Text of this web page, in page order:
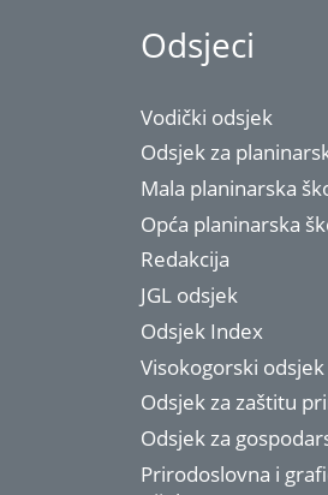
Odsjeci
Vodički odsjek
Odsjek za
Mala planinarska
Opća planinarska
Redakcija
JGL odsjek
Odsjek Index
Visokogorski odsjek
Odsjek za zaštitu
Odsjek za
Prirodoslovna i